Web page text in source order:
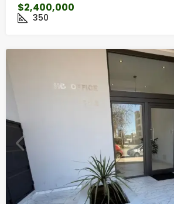
$2,400,000
350